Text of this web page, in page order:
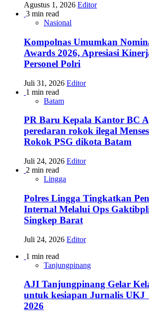
Agustus 1, 2026 Editor
3 min read
Nasional
Kompolnas Umumkan
Awards 2026, Apresiasi
Personel Polri
Juli 31, 2026 Editor
1 min read
Batam
PR Baru Kepala Kantor BC
peredaran rokok ilegal
Rokok PSG dikota Batam
Juli 24, 2026 Editor
2 min read
Lingga
Polres Lingga Tingkatkan
Internal Melalui Ops
Singkep Barat
Juli 24, 2026 Editor
1 min read
Tanjungpinang
AJI Tanjungpinang Gelar
untuk kesiapan Jurnalis
2026